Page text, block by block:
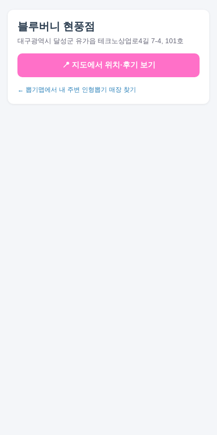
블루버니 현풍점
대구광역시 달성군 유가읍 테크노상업로4길 7-4, 101호
📍 지도에서 위치·후기 보기
← 뽑기맵에서 내 주변 인형뽑기 매장 찾기